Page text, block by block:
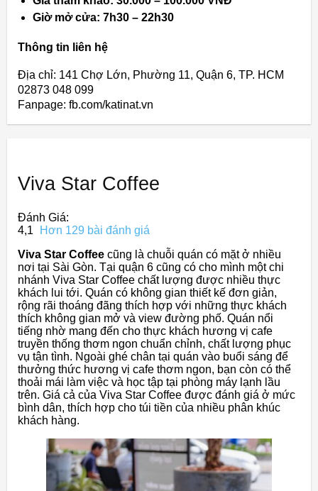
Giờ mở cửa: 7h30 – 22h30
Thông tin liên hệ
Địa chỉ: 141 Chợ Lớn, Phường 11, Quận 6, TP. HCM
02873 048 099
Fanpage: fb.com/katinat.vn
Viva Star Coffee
Đánh Giá:
4,1
Hơn 129 bài đánh giá
Viva Star Coffee cũng là chuỗi quán có mặt ở nhiều
nơi tại Sài Gòn. Tại quận 6 cũng có cho mình một chi
nhánh Viva Star Coffee chất lượng được nhiều thực
khách lui tới. Quán có không gian thiết kế đơn giản,
rộng rãi thoáng đãng thích hợp với những thực khách
thích không gian mở và view đường phố. Quán nổi
tiếng nhờ mang đến cho thực khách hương vị cafe
truyền thống thơm ngon chuẩn chỉnh, chất lượng phục
vụ tận tình. Ngoài ghé chân tại quán vào buổi sáng để
thưởng thức hương vị cafe thơm ngon, bạn còn có thể
thoải mái làm việc và học tập tại phòng máy lạnh lầu
trên. Giá cả của Viva Star Coffee được đánh giá ở mức
bình dân, thích hợp cho túi tiền của nhiều phân khúc
khách hàng.